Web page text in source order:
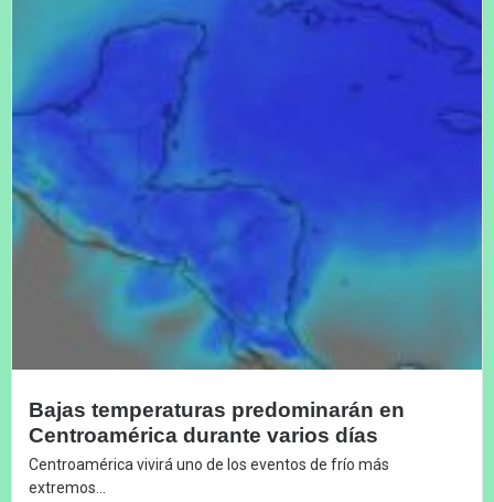
Bajas temperaturas predominarán en
Centroamérica durante varios días
Centroamérica vivirá uno de los eventos de frío más
extremos...